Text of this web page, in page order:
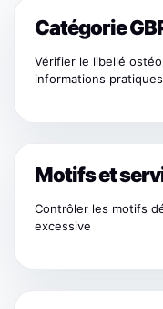
Catégorie
Vérifier le libellé
informations pratiques
Motifs et
Contrôler les motifs
excessive